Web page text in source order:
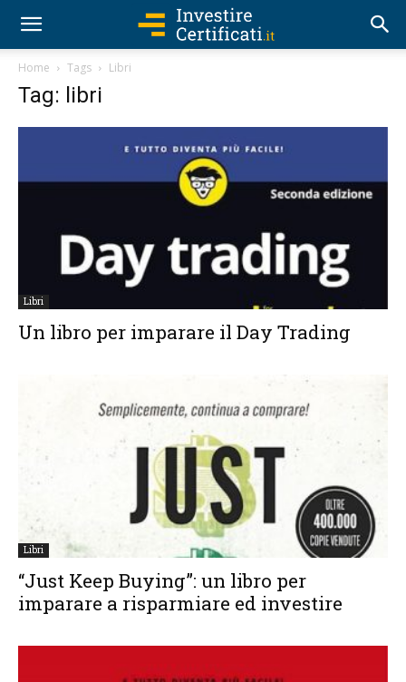
Home Tags Libri
Tag: libri
Libri
Un libro per imparare il Day Trading
Libri
“Just Keep Buying”: un libro per
imparare a risparmiare ed investire